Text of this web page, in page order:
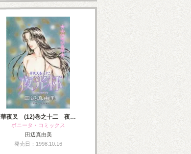
華夜叉 (12)巻之十二 夜…
ボニータ・コミックス
田辺真由美
発売日：1998.10.16